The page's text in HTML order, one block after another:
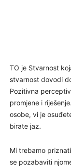
TO je Stvarnost
stvarnost dovodi
Pozitivna
promjene i
osobe, vi je
birate jaz.
Mi trebamo
se pozabaviti